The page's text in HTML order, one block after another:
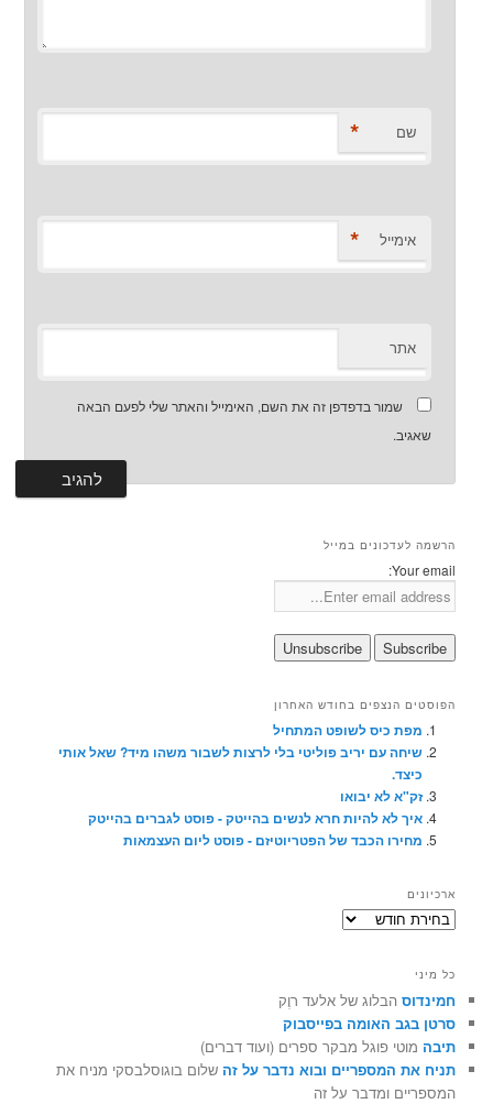
שם *
אימייל *
אתר
שמור בדפדפן זה את השם, האימייל והאתר שלי לפעם הבאה
שאגיב.
הרשמה לעדכונים במייל
Your email:
הפוסטים הנצפים בחודש האחרון
מפת כיס לשופט המתחיל
שיחה עם יריב פוליטי בלי לרצות לשבור משהו מיד? שאל אותי
כיצד.
זק"א לא יבואו
איך לא להיות חרא לנשים בהייטק - פוסט לגברים בהייטק
מחירו הכבד של הפטריוטיזם - פוסט ליום העצמאות
ארכיונים
ארכיונים
כל מיני
חמינדוס הבלוג של אלעד רוֶק
סרטן בגב האומה בפייסבוק
תיבה מוטי פוגל מבקר ספרים (ועוד דברים)
תניח את המספריים ובוא נדבר על זה שלום בוגוסלבסקי מניח את
המספריים ומדבר על זה